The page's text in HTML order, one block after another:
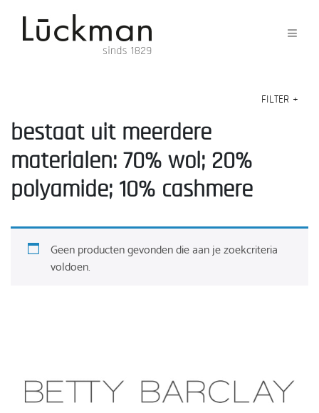
FILTER +
bestaat uit meerdere
materialen: 70% wol; 20%
polyamide; 10% cashmere
Geen producten gevonden die aan je zoekcriteria
voldoen.